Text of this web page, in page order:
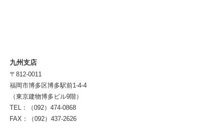
九州支店
〒812-0011
福岡市博多区博多駅前1-4-4
（東京建物博多ビル9階）
TEL：（092）474-0868
FAX：（092）437-2626